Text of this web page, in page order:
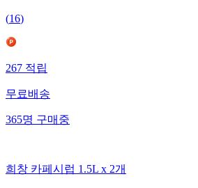
(16)
267 적립
무료배송
365명 구매중
희창 카페시럽 1.5L x 2개